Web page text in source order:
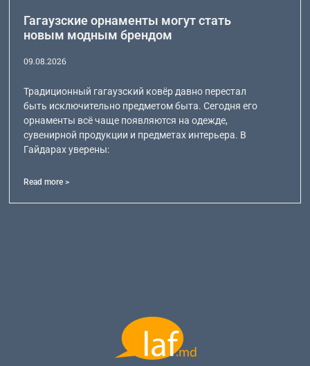
Гагаузские орнаменты могут стать
новым модным брендом
09.08.2026
Традиционный гагаузский ковёр давно перестал
быть исключительно предметом быта. Сегодня его
орнаменты всё чаще появляются на одежде,
сувенирной продукции и предметах интерьера. В
Гайдарах уверены:
Read more >